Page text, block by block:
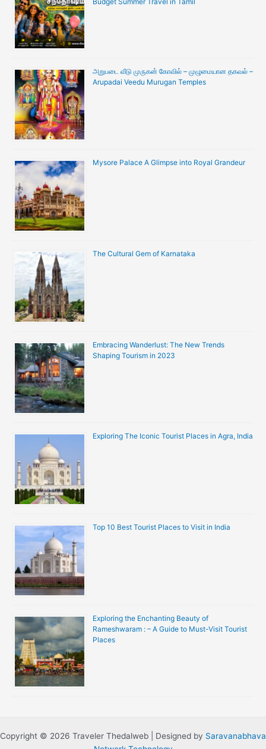
அறுபடை வீடு முருகன் கோவில் – முழுமையான தகவல் –
Arupadai Veedu Murugan Temples
Mysore Palace A Glimpse into Royal Grandeur
The Cultural Gem of Karnataka
Embracing Wanderlust: The New Trends
Shaping Tourism in 2023
Exploring The Iconic Tourist Places in Agra, India
Top 10 Best Tourist Places to Visit in India
Exploring the Enchanting Beauty of
Rameshwaram : – A Guide to Must-Visit Tourist
Places
Copyright © 2026 Traveler Thedalweb | Designed by Saravanabhava